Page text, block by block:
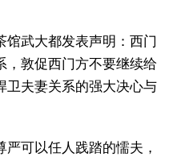
馆武大都发表声明：西门
，敦促西门方不要继续给
卫夫妻关系的强大决心与
可以任人践踏的懦夫，